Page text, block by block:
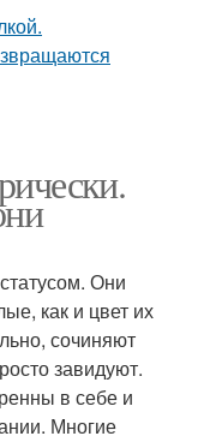
Они
как и цвет их
сочиняют
завидуют.
в себе и
Многие